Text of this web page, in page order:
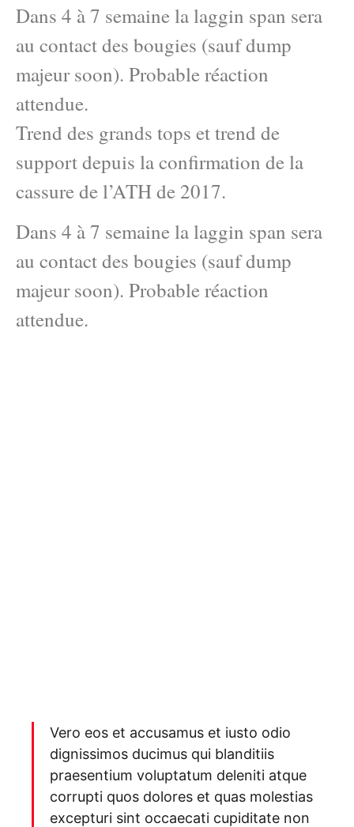
Dans 4 à 7 semaine la laggin span sera
au contact des bougies (sauf dump
majeur soon). Probable réaction
attendue.
Trend des grands tops et trend de
support depuis la confirmation de la
cassure de l’ATH de 2017.
Dans 4 à 7 semaine la laggin span sera
au contact des bougies (sauf dump
majeur soon). Probable réaction
attendue.
Vero eos et accusamus et iusto odio
dignissimos ducimus qui blanditiis
praesentium voluptatum deleniti atque
corrupti quos dolores et quas molestias
excepturi sint occaecati cupiditate non